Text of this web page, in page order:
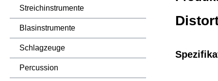
Streichinstrumente
Blasinstrumente
Schlagzeuge
Percussion